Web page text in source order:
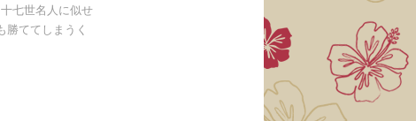
七世名人に似せ
勝ててしまうく